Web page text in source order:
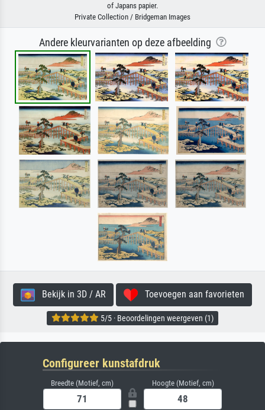
of Japans papier.
Private Collection / Bridgeman Images
Andere kleurvarianten op deze afbeelding
Bekijk in 3D / AR Toevoegen aan favorieten
5/5 · Beoordelingen weergeven (1)
Configureer kunstafdruk
Breedte (Motief, cm) Hoogte (Motief, cm)